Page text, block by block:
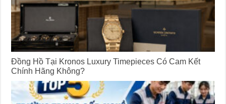
Đồng Hồ Tại Kronos Luxury Timepieces Có Cam Kết
Chính Hãng Không?